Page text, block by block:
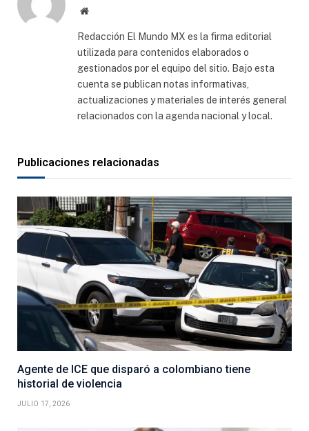
Sitio
Redacción El Mundo MX es la firma editorial
utilizada para contenidos elaborados o
gestionados por el equipo del sitio. Bajo esta
cuenta se publican notas informativas,
actualizaciones y materiales de interés general
relacionados con la agenda nacional y local.
Publicaciones relacionadas
Agente de ICE que disparó a colombiano tiene
historial de violencia
JULIO 17, 2026